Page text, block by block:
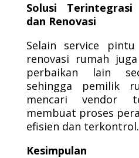
Solusi
dan Renovasi
Selain service
renovasi rumah
perbaikan lain
sehingga pemilik
mencari vendor
membuat proses
efisien dan terkontrol.
Kesimpulan